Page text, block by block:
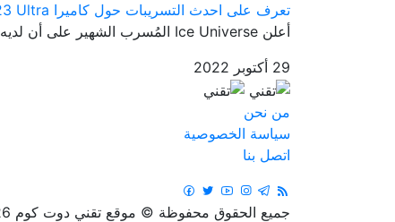
تعرف على احدث التسريبات حول كاميرا Samsung Galaxy S23 Ultra
أعلن Ice Universe المُسرب الشهير على أن لديه نموذج أولي لعضو من أعض...
29 أكتوبر 2022
من نحن
سياسة الخصوصية
اتصل بنا
جميع الحقوق محفوظة © موقع تقني دوت كوم 2026